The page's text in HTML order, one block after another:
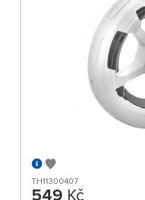
TH11300407
549 Kč